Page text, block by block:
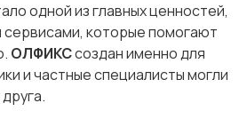
одной из главных ценностей,
сервисами, которые помогают
ОЛФИКСсоздан именно для
и частные специалисты могли